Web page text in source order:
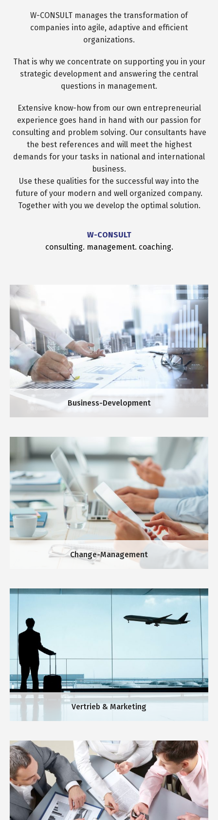
W-CONSULT manages the transformation of
companies into agile, adaptive and efficient
organizations.
That is why we concentrate on supporting you in your
strategic development and answering the central
questions in management.
Extensive know-how from our own entrepreneurial
experience goes hand in hand with our passion for
consulting and problem solving. Our consultants have
the best references and will meet the highest
demands for your tasks in national and international
business.
Use these qualities for the successful way into the
future of your modern and well organized company.
Together with you we develop the optimal solution.
W-CONSULT
consulting. management. coaching.
Business-Development
Business-Development
Erkundung und erfolgreiche Erweiterung der
Change-Management
W-CONSULT begleitet Sie auf dem Wege der
Veränderungen in die Zukunft.
Vertrieb & Marketing